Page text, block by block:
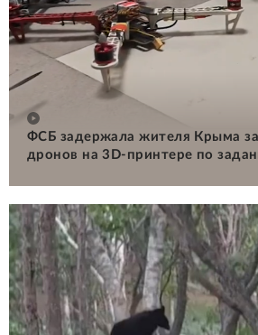
ФСБ задержала жителя Крыма за
дронов на 3D-принтере по